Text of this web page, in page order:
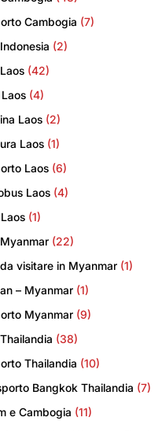
Cambogia (7)
(2)
(42)
(4)
Laos (2)
Laos (1)
Laos (6)
Laos (4)
(1)
(22)
visitare in Myanmar (1)
– Myanmar (1)
Myanmar (9)
(38)
Thailandia (10)
Bangkok Thailandia (7)
e Cambogia (11)